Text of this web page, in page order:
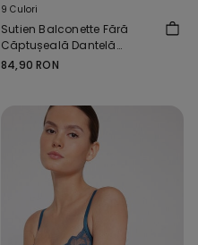
9 Culori
Sutien Balconette Fără
Căptușeală Dantelă
Reciclată Paris
84,90 RON